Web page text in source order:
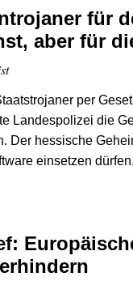
für
aber für
per
Landespolizei die
Der hessische
einsetzen dürfen.